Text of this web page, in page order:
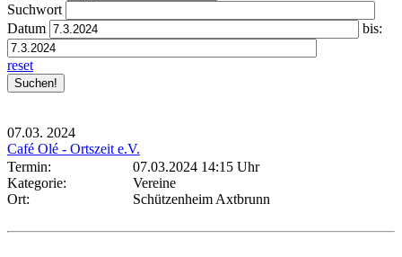
Suchwort
Datum
bis:
reset
07.03. 2024
Café Olé - Ortszeit e.V.
Termin:
07.03.2024 14:15 Uhr
Kategorie:
Vereine
Ort:
Schützenheim Axtbrunn